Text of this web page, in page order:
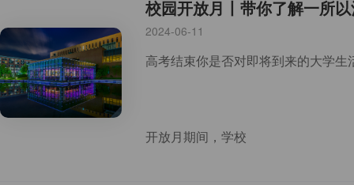
校园开放月丨带你了解一所
2024-06-11
开放月期间，学校